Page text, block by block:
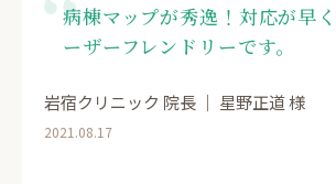
病棟マップが秀逸！対応が早
ーザーフレンドリーです。
岩宿クリニック 院長 ｜ 星野正道 様
2021.08.17